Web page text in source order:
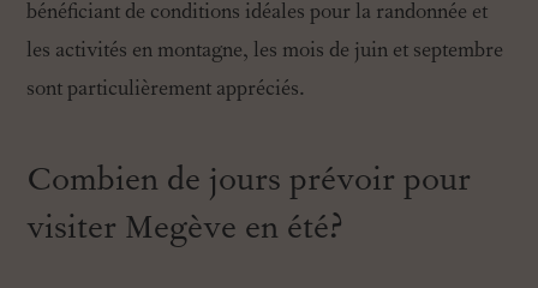
bénéficiant de conditions idéales pour la randonnée et
les activités en montagne, les mois de juin et septembre
sont particulièrement appréciés.
Combien de jours prévoir pour
visiter Megève en été?